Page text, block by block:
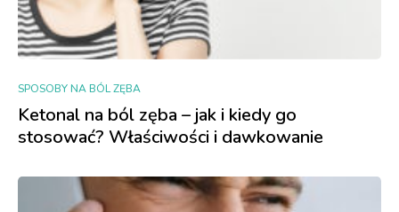
SPOSOBY NA BÓL ZĘBA
Ketonal na ból zęba – jak i kiedy go
stosować? Właściwości i dawkowanie